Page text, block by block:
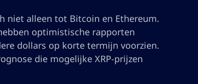
niet alleen tot Bitcoin en Ethereum.
optimistische rapporten
dollars op korte termijn voorzien.
die mogelijke XRP-prijzen